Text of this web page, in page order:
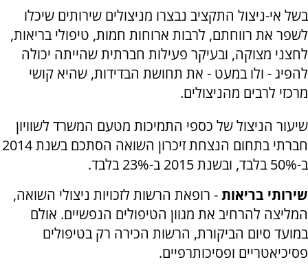
בשל אי-ניצול התקציב נבצרו מניצולים שירותים שיכלו
לשפר את רווחתם, לרבות ארוחות חמות, טיפולי בריאות,
לחצני מצוקה, ובעיקר פעילות חברתית שהייתה יכולה
להפיג - ולו במעט - את תחושת הבדידות, שהיא קושי
מרכזי לרבים מהניצולים.
שיעור הניצול של כספי התמיכות מטעם המשרד לשוויון
חברתי בתחום הנצחת זיכרון השואה הסתכם בשנת 2014
ב-50% בלבד, ובשנת 2015 ב-23% בלבד.
שירותי בריאות- רופאת הרשות לזכויות ניצולי השואה,
המליצה להרחיב את מגוון הטיפולים הנפשיים. אולם
במועד סיום הביקורת, הרשות הכירה רק בטיפולים
פסיכיאטריים ופסיכותרפיים.